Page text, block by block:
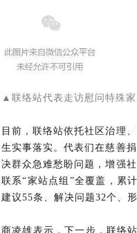
▲联络站代表走访慰问特殊家
目前，联络站依托社区治理
生实事落实。代表们在慈善
决群众急难愁盼问题，增强
联系“家站点组”全覆盖，累
建议55条、解决问题32个、
商凌雄表示，下一步，联络